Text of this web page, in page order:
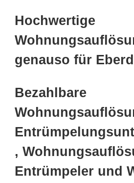
Hochwertige
genauso für
Bezahlbare
,
Entrümpeler und